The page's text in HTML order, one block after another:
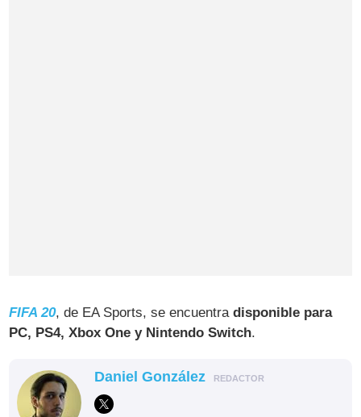
FIFA 20, de EA Sports, se encuentradisponible para
PC, PS4, Xbox One y Nintendo Switch.
Daniel González REDACTOR